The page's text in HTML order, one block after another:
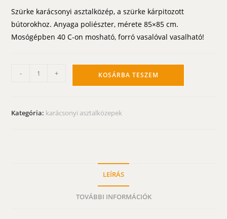
Szürke karácsonyi asztalközép, a szürke kárpitozott
bútorokhoz. Anyaga poliészter, mérete 85×85 cm.
Mosógépben 40 C-on mosható, forró vasalóval vasalható!
- + KOSÁRBA TESZEM
Kategória: karácsonyi asztalközepek
LEÍRÁS
TOVÁBBI INFORMÁCIÓK